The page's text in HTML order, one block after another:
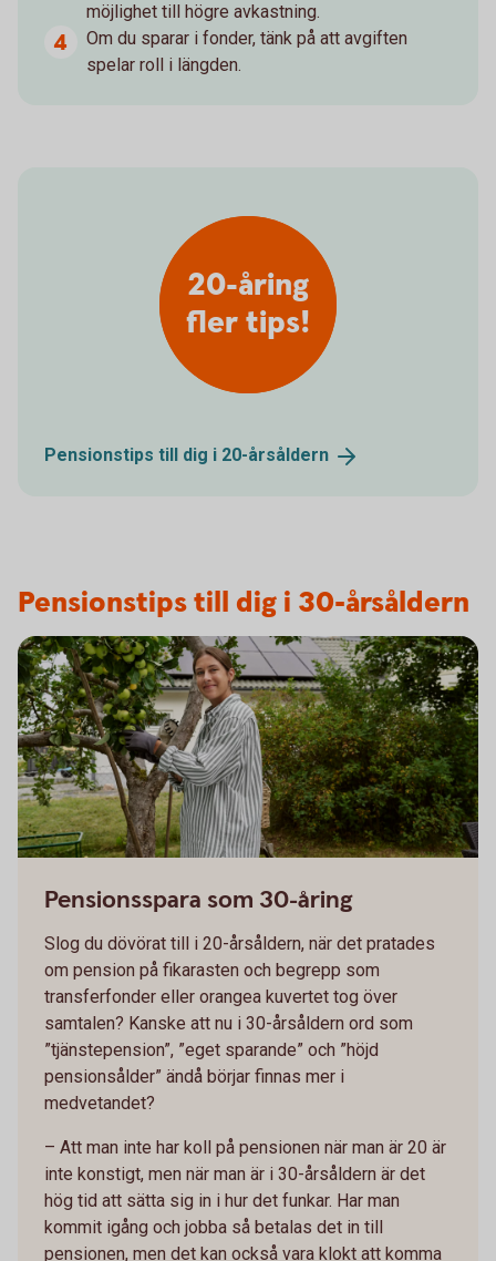
möjlighet till högre avkastning.
Om du sparar i fonder, tänk på att avgiften
spelar roll i längden.
20-åring
fler tips!
Pensionstips till dig i 20-årsåldern
Pensionstips till dig i 30-årsåldern
Pensionsspara som 30-åring
Slog du dövörat till i 20-årsåldern, när det pratades
om pension på fikarasten och begrepp som
transferfonder eller orangea kuvertet tog över
samtalen? Kanske att nu i 30-årsåldern ord som
”tjänstepension”, ”eget sparande” och ”höjd
pensionsålder” ändå börjar finnas mer i
medvetandet?
– Att man inte har koll på pensionen när man är 20 är
inte konstigt, men när man är i 30-årsåldern är det
hög tid att sätta sig in i hur det funkar. Har man
kommit igång och jobba så betalas det in till
pensionen, men det kan också vara klokt att komma